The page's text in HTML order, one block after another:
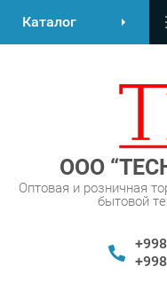
Каталог
OOO
Оптовая и розничная
бытовой